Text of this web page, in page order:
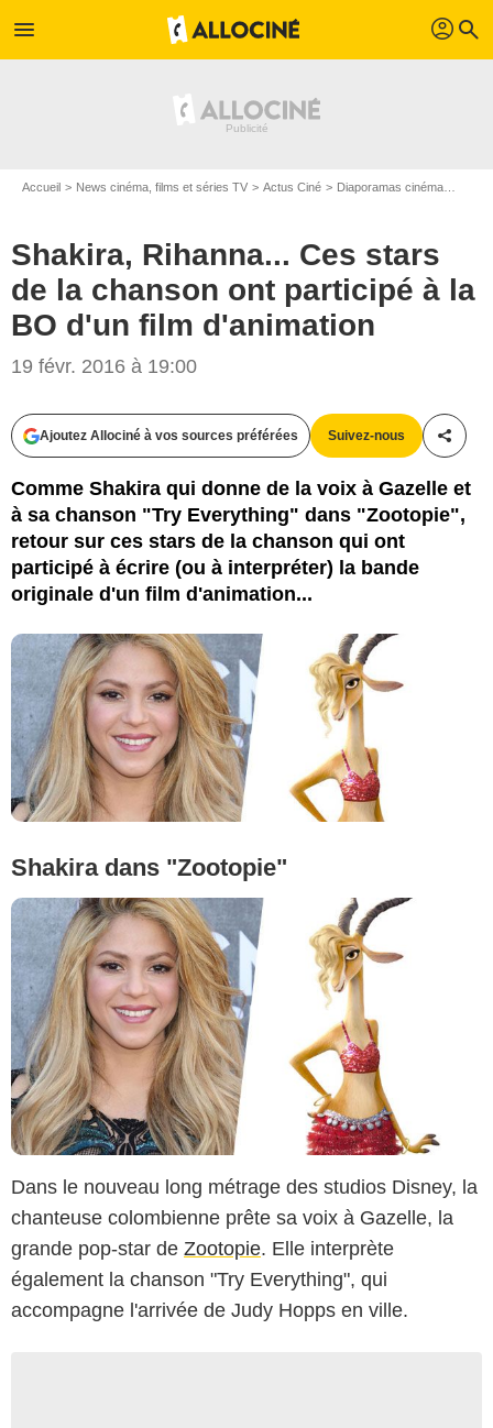
menu profil search
Accueil News cinéma, films et séries TV Actus Ciné Diaporamas cinéma
Shakira, Rihanna... Ces stars
de la chanson ont participé à la
BO d'un film d'animation
19 févr. 2016 à 19:00
Ajoutez Allociné à vos sources préférées Suivez-nous
Comme Shakira qui donne de la voix à Gazelle et
à sa chanson "Try Everything" dans "Zootopie",
retour sur ces stars de la chanson qui ont
participé à écrire (ou à interpréter) la bande
originale d'un film d'animation...
FAMEFLYNET / BESTIMAGE / 2015 Disney
Shakira dans "Zootopie"
Dans le nouveau long métrage des studios Disney, la
chanteuse colombienne prête sa voix à Gazelle, la
grande pop-star de Zootopie. Elle interprète
également la chanson "Try Everything", qui
accompagne l'arrivée de Judy Hopps en ville.